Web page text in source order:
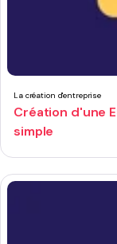
La création d'entreprise
Création d'une
simple